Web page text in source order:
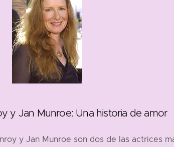
y Jan Munroe: Una historia de amor
y Jan Munroe son dos de las actrices